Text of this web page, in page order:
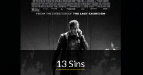
13 Sins